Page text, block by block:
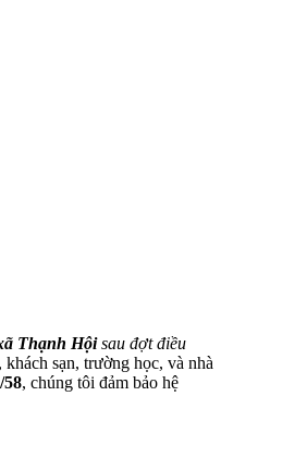
Thạnh Hộisau đợt điều
khách sạn, trường học, và nhà
58, chúng tôi đảm bảo hệ